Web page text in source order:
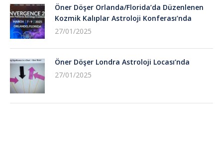
Öner Döşer Orlanda/Florida’da Düzenlenen
Kozmik Kalıplar Astroloji Konferası’nda
27/01/2025
Öner Döşer Londra Astroloji Locası’nda
27/01/2025